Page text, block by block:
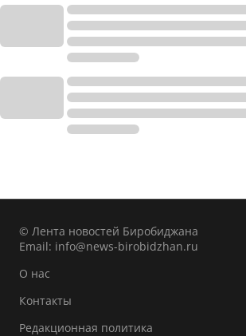
© Лента новостей Биробиджана
Email: info@news-birobidzhan.ru
О нас
Контакты
Редакционная политика